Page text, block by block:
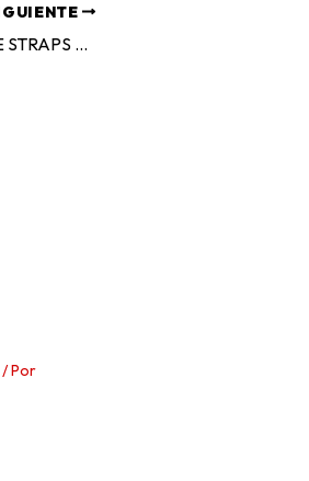
SUSPENDED PRONE PLANK OBLIQUE STRAPS COMMON MISTAKES
Por